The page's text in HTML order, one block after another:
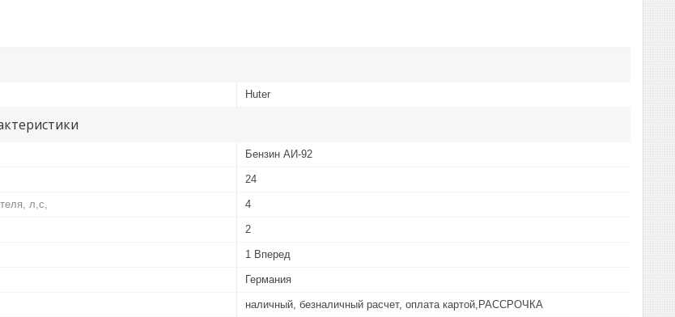
Huter
Бензин АИ-92
24
л,с, 4
2
1 Вперед
Германия
наличный, безналичный расчет, оплата картой,РАССРОЧКА